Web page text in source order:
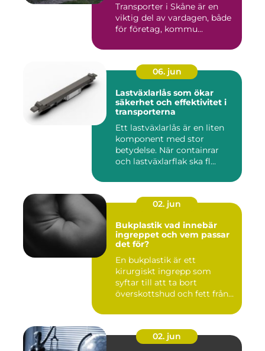
Transporter i Skåne är en
viktig del av vardagen, både
för företag, kommu...
06. jun
Lastväxlarlås som ökar
säkerhet och effektivitet i
transporterna
Ett lastväxlarlås är en liten
komponent med stor
betydelse. När containrar
och lastväxlarflak ska fl...
02. jun
Bukplastik vad innebär
ingreppet och vem passar
det för?
En bukplastik är ett
kirurgiskt ingrepp som
syftar till att ta bort
överskottshud och fett från
02. jun